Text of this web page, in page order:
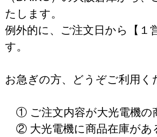
たします。
例外的に、ご注文日から【１
す。
お急ぎの方、どうぞご利用く
① ご注文内容が大光電機の
② 大光電機に商品在庫があ